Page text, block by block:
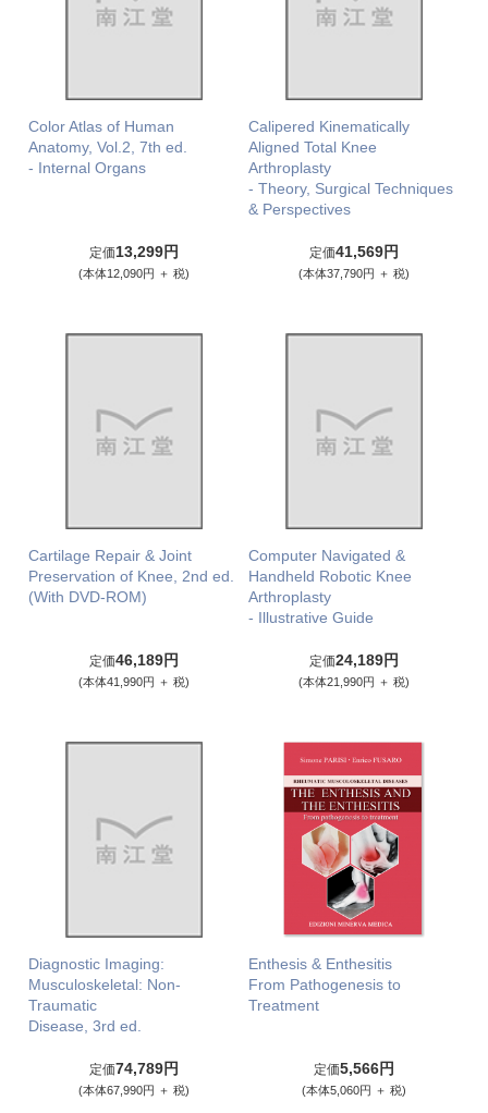
Color Atlas of Human
Anatomy, Vol.2, 7th ed.
- Internal Organs
定価13,299円
(本体12,090円 ＋ 税)
Calipered Kinematically
Aligned Total Knee
Arthroplasty
- Theory, Surgical Techniques
& Perspectives
定価41,569円
(本体37,790円 ＋ 税)
Cartilage Repair & Joint
Preservation of Knee, 2nd ed.
(With DVD-ROM)
定価46,189円
(本体41,990円 ＋ 税)
Computer Navigated &
Handheld Robotic Knee
Arthroplasty
- Illustrative Guide
定価24,189円
(本体21,990円 ＋ 税)
Diagnostic Imaging:
Musculoskeletal: Non-
Traumatic
Disease, 3rd ed.
定価74,789円
(本体67,990円 ＋ 税)
Enthesis & Enthesitis
From Pathogenesis to
Treatment
定価5,566円
(本体5,060円 ＋ 税)